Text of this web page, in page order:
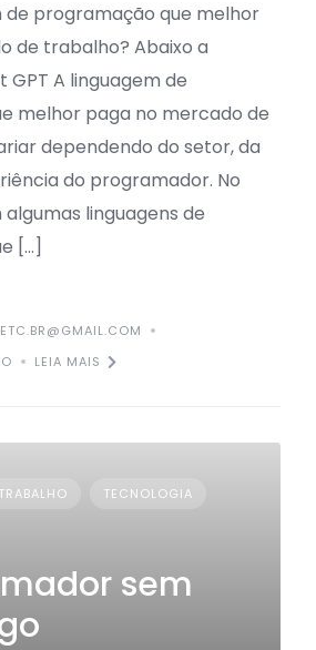
de programação que melhor
de trabalho? Abaixo a
A linguagem de
melhor paga no mercado de
dependendo do setor, da
do programador. No
linguagens de
[…]
LEIA MAIS
TECNOLOGIA
sem